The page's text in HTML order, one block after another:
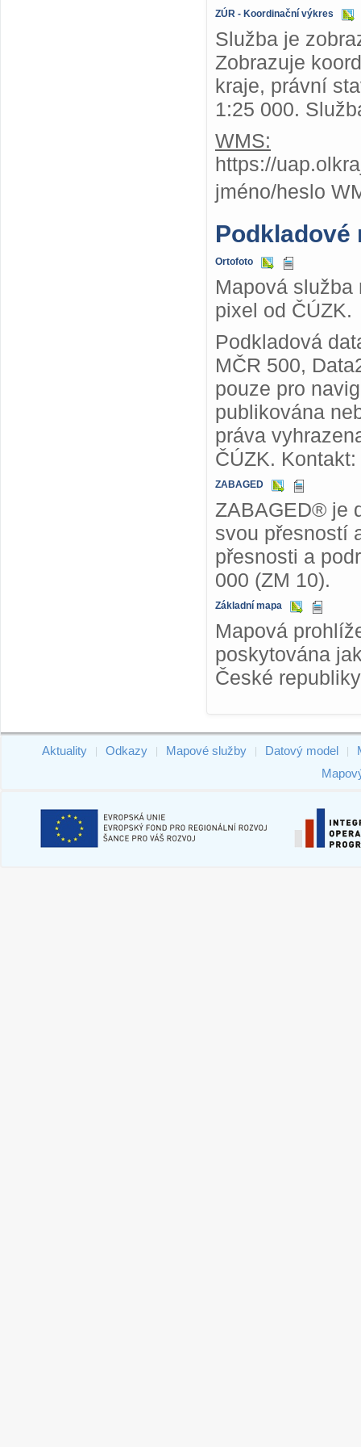
ZÚR - Koordinační výkres
Služba je
Zobrazuje
kraje, právní
1:25 000.
WMS:
https://
jméno/heslo
Podkladové
Ortofoto
Mapová
pixel od ČÚZK.
Podkladová
MČR 500,
pouze pro
publikována
práva
ČÚZK.
ZABAGED
ZABAGED® je
svou přesností
přesnosti a
000 (ZM 10).
Základní mapa
Mapová
poskytována
České
Aktuality Odkazy Mapové služby Datový model